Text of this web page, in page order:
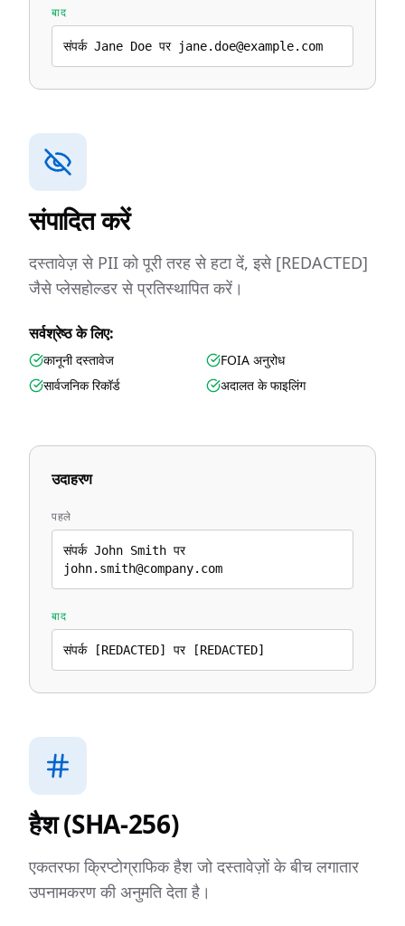
बाद
संपर्क Jane Doe पर jane.doe@example.com
संपादित करें
दस्तावेज़ से PII को पूरी तरह से हटा दें, इसे [REDACTED]
जैसे प्लेसहोल्डर से प्रतिस्थापित करें।
सर्वश्रेष्ठ के लिए:
कानूनी दस्तावेज
FOIA अनुरोध
सार्वजनिक रिकॉर्ड
अदालत के फाइलिंग
उदाहरण
पहले
संपर्क John Smith पर
john.smith@company.com
बाद
संपर्क [REDACTED] पर [REDACTED]
हैश (SHA-256)
एकतरफा क्रिप्टोग्राफिक हैश जो दस्तावेज़ों के बीच लगातार
उपनामकरण की अनुमति देता है।